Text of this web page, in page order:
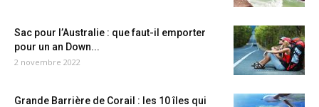
Sac pour l’Australie : que faut-il emporter
pour un an Down...
2 novembre 2022
Grande Barrière de Corail : les 10 îles qui